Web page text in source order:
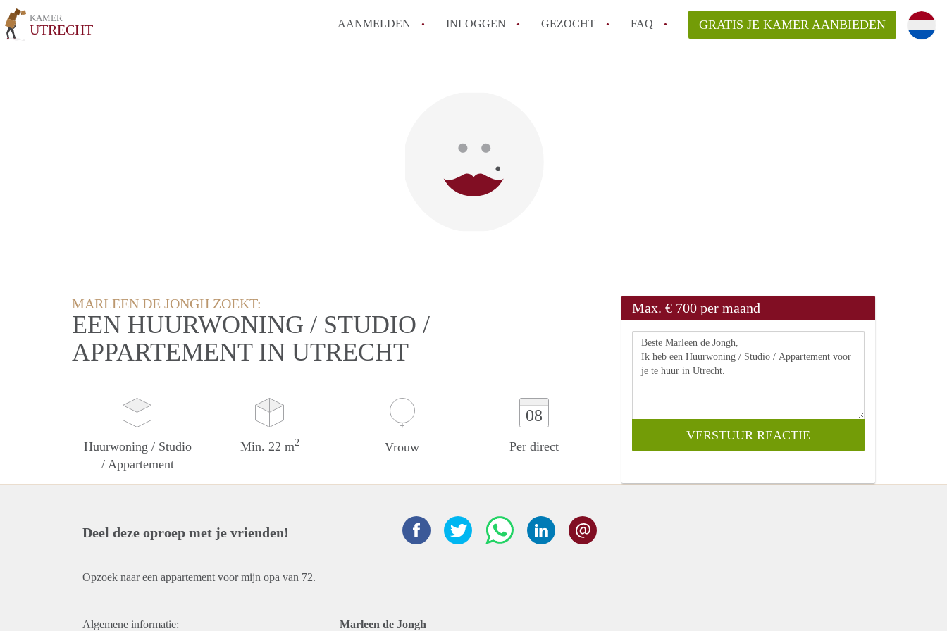
KAMER
UTRECHT AANMELDEN INLOGGEN GEZOCHT FAQ GRATIS JE KAMER AANBIEDEN
MARLEEN DE JONGH ZOEKT:
EEN HUURWONING / STUDIO /
APPARTEMENT IN UTRECHT
Huurwoning / Studio
/ Appartement
Min. 22 m2 Vrouw
08
Per direct
Max. € 700 per maand
Deel deze oproep met je vrienden!
Opzoek naar een appartement voor mijn opa van 72.
Algemene informatie: Marleen de Jongh